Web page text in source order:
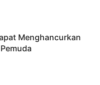
Menghancurkan